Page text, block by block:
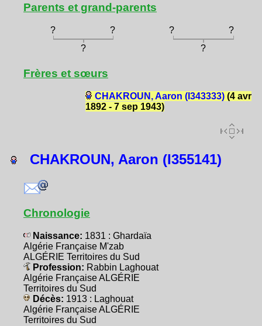
Parents et grand-parents
? ? ?
?
?
?
Frères et sœurs
CHAKROUN, Aaron (I343333)(4 avr
1892 - 7 sep 1943)
CHAKROUN, Aaron (I355141)
Chronologie
Naissance: 1831 : Ghardaïa
Algérie Française M'zab
ALGÉRIE Territoires du Sud
Profession: Rabbin Laghouat
Algérie Française ALGÉRIE
Territoires du Sud
Décès: 1913 : Laghouat
Algérie Française ALGÉRIE
Territoires du Sud